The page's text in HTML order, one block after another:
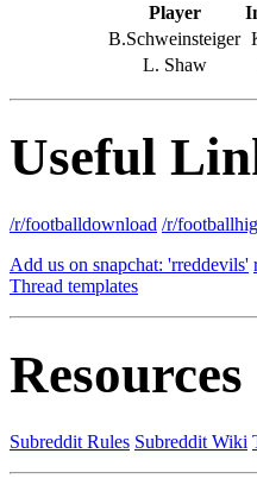
Player
B.Schweinsteiger
L. Shaw
Useful
/r/footballdownload /r/
Add us on snapchat: 'rreddevils'
Thread templates
Resources
Subreddit Rules Subreddit Wiki